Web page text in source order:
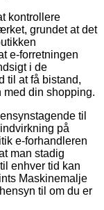
kontrollere
grundet at det
e-forretningen
i de
til at få bistand,
med din shopping.
til
på
e-forhandleren
man stadig
enhver tid kan
Maskinemalje
til om du er